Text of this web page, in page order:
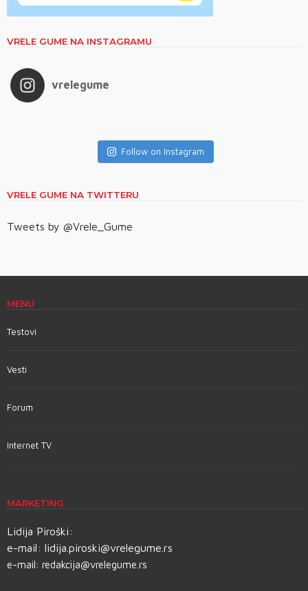
VRELE GUME NA INSTAGRAMU
vrelegume
Follow on Instagram
VRELE GUME NA TWITTERU
Tweets by @Vrele_Gume
MENU
Testovi
Vesti
Forum
Internet TV
MARKETING
Lidija Piroški:
e-mail: lidija.piroski@vrelegume.rs
e-mail: redakcija@vrelegume.rs